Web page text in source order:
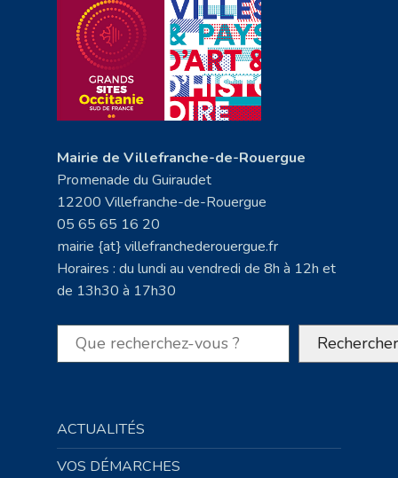
Mairie de Villefranche-de-Rouergue
Promenade du Guiraudet
12200 Villefranche-de-Rouergue
05 65 65 16 20
mairie {at} villefranchederouergue.fr
Horaires : du lundi au vendredi de 8h à 12h et
de 13h30 à 17h30
Rechercher Rechercher
ACTUALITÉS
VOS DÉMARCHES